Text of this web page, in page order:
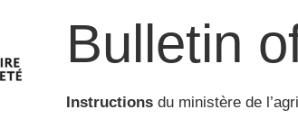
Bulletin
Instructions du ministère de